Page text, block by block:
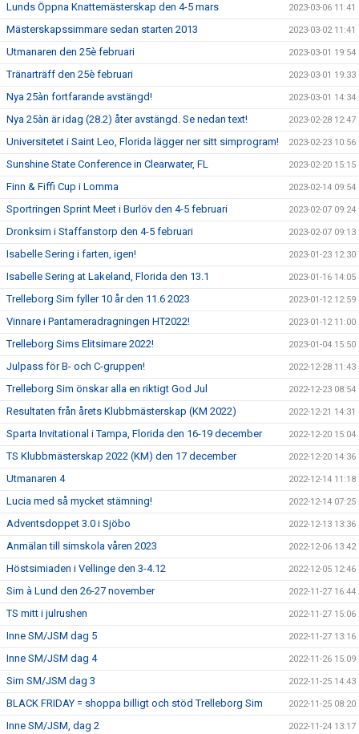
Lunds Öppna Knattemästerskap den 4-5 mars 2023-03-06 11:41
Mästerskapssimmare sedan starten 2013 2023-03-02 11:41
Utmanaren den 25è februari 2023-03-01 19:54
Tränarträff den 25è februari 2023-03-01 19:33
Nya 25àn fortfarande avstängd! 2023-03-01 14:34
Nya 25àn är idag (28.2) åter avstängd. Se nedan text! 2023-02-28 12:47
Universitetet i Saint Leo, Florida lägger ner sitt simprogram! 2023-02-23 10:56
Sunshine State Conference in Clearwater, FL 2023-02-20 15:15
Finn & Fiffi Cup i Lomma 2023-02-14 09:54
Sportringen Sprint Meet i Burlöv den 4-5 februari 2023-02-07 09:24
Dronksim i Staffanstorp den 4-5 februari 2023-02-07 09:13
Isabelle Sering i farten, igen! 2023-01-23 12:30
Isabelle Sering at Lakeland, Florida den 13.1 2023-01-16 14:05
Trelleborg Sim fyller 10 år den 11.6 2023 2023-01-12 12:59
Vinnare i Pantameradragningen HT2022! 2023-01-12 11:00
Trelleborg Sims Elitsimare 2022! 2023-01-04 15:50
Julpass för B- och C-gruppen! 2022-12-28 11:43
Trelleborg Sim önskar alla en riktigt God Jul 2022-12-23 08:54
Resultaten från årets Klubbmästerskap (KM 2022) 2022-12-21 14:31
Sparta Invitational i Tampa, Florida den 16-19 december 2022-12-20 15:04
TS Klubbmästerskap 2022 (KM) den 17 december 2022-12-20 14:36
Utmanaren 4 2022-12-14 11:18
Lucia med så mycket stämning! 2022-12-14 07:25
Adventsdoppet 3.0 i Sjöbo 2022-12-13 13:36
Anmälan till simskola våren 2023 2022-12-06 13:42
Höstsimiaden i Vellinge den 3-4.12 2022-12-05 12:46
Sim à Lund den 26-27 november 2022-11-27 16:44
TS mitt i julrushen 2022-11-27 15:06
Inne SM/JSM dag 5 2022-11-27 13:16
Inne SM/JSM dag 4 2022-11-26 15:09
Sim SM/JSM dag 3 2022-11-25 14:43
BLACK FRIDAY = shoppa billigt och stöd Trelleborg Sim 2022-11-25 08:20
Inne SM/JSM, dag 2 2022-11-24 13:17